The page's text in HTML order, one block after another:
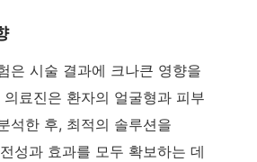
은 시술 결과에 크나큰 영향을
료진은 환자의 얼굴형과 피부
석한 후, 최적의 솔루션을
성과 효과를 모두 확보하는 데